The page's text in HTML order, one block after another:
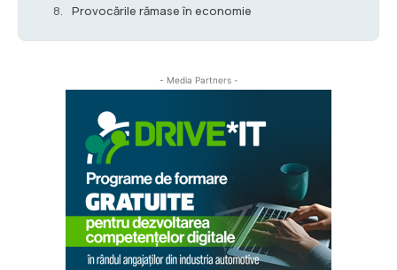
Provocările rămase în economie
- Media Partners -